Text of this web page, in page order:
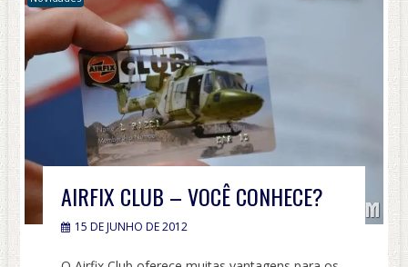
AIRFIX CLUB – VOCÊ CONHECE?
15 DE JUNHO DE 2012